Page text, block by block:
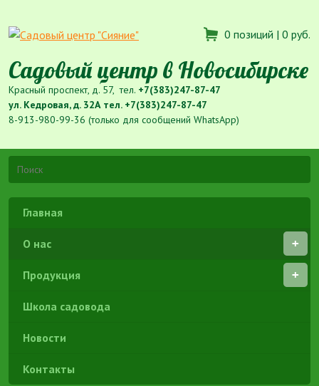
0 позиций | 0 руб.
Садовый центр в Новосибирске
Красный проспект, д. 57, тел. +7(383)247-87-47
ул. Кедровая, д. 32А тел. +7(383)247-87-47
8-913-980-99-36 (только для сообщений WhatsApp)
Главная
О нас
Продукция
Школа садовода
Новости
Контакты